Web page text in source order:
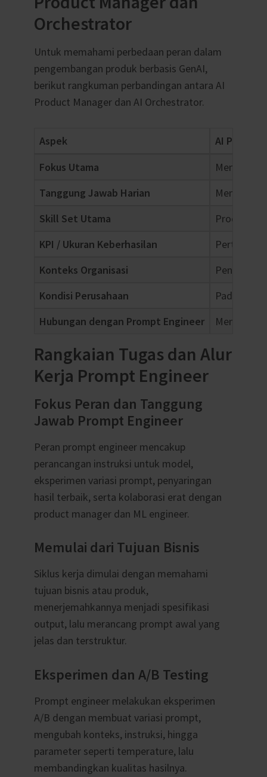
Orchestrator
Untuk memahami perbedaan peran dalam
pengembangan produk berbasis GenAI,
berikut rangkuman perbandingan antara AI
Product Manager dan AI Orchestrator.
Aspek
AI Product
Fokus Utama
Tanggung Jawab Harian
Menyusun
Skill Set Utama
Product
KPI / Ukuran Keberhasilan
Konteks Organisasi
Penting
Kondisi Perusahaan
Pada
Hubungan dengan Prompt Engineer
Rangkaian Tugas dan Alur
Kerja Prompt Engineer
Fokus Peran dan Tanggung
Jawab Prompt Engineer
Peran prompt engineer mencakup
perancangan instruksi untuk model,
eksperimen variasi prompt, penyaringan
hasil terbaik, serta kolaborasi erat dengan
product manager dan ML engineer.
Memulai dari Tujuan Bisnis
Siklus kerja dimulai dengan memahami
tujuan bisnis atau produk,
menerjemahkannya menjadi spesifikasi
output, lalu merancang prompt awal yang
jelas dan terstruktur.
Eksperimen dan A/B Testing
Prompt engineer melakukan eksperimen
A/B dengan membuat variasi prompt,
mengubah konteks, instruksi, hingga
parameter seperti temperature, lalu
membandingkan kualitas hasilnya.